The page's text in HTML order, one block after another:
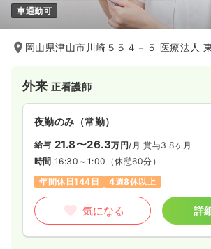
車通勤可
岡山県津山市川崎５５４－５ 医療法人
外来正看護師
夜勤のみ（常勤）
給与 21.8〜26.3万円/月 賞与3.8ヶ月
時間 16:30～1:00 （休憩60分）
年間休日144日
4週8休以上
気になる 詳